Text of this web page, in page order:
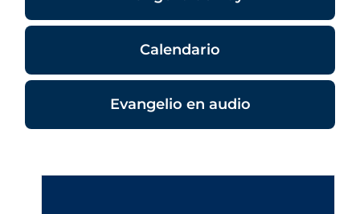
Calendario
Evangelio en audio